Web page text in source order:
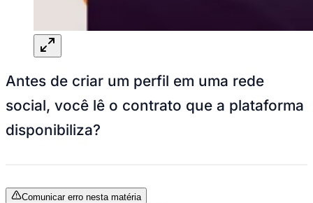
Antes de criar um perfil em uma rede
social, você lê o contrato que a plataforma
disponibiliza?
Comunicar erro nesta matéria